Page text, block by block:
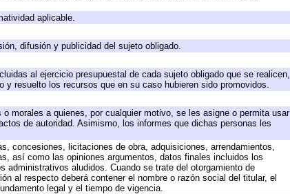
aplicable.
difusión y publicidad del sujeto obligado.
al ejercicio presupuestal de cada sujeto obligado que se realicen,
resuelto los recursos que en su caso hubieren sido promovidos.
morales a quienes, por cualquier motivo, se les asigne o permita usar
de autoridad. Asimismo, los informes que dichas personas les
concesiones, licitaciones de obra, adquisiciones, arrendamientos,
así como las opiniones argumentos, datos finales incluidos los
administrativos aludidos. Cuando se trate del otorgamiento de
al respecto deberá contener el nombre o razón social del titular, el
legal y el tiempo de vigencia.